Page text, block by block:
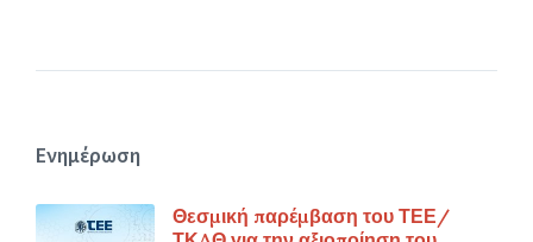
Ενημέρωση
Θεσμική παρέμβαση του ΤΕΕ/